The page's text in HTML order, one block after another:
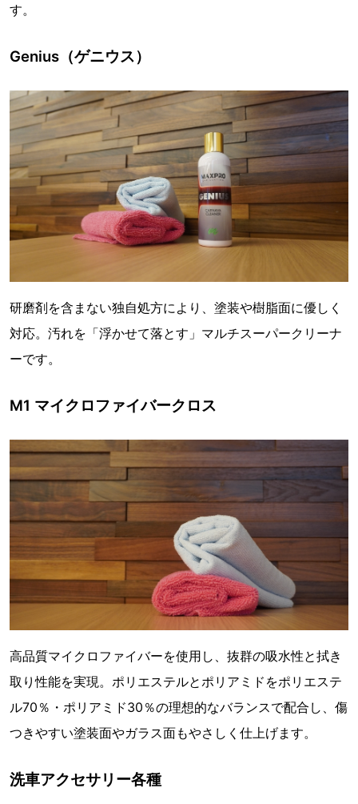
す。
Genius（ゲニウス）
研磨剤を含まない独自処方により、塗装や樹脂面に優しく
対応。汚れを「浮かせて落とす」マルチスーパークリーナ
ーです。
M1 マイクロファイバークロス
高品質マイクロファイバーを使用し、抜群の吸水性と拭き
取り性能を実現。ポリエステルとポリアミドをポリエステ
ル70％・ポリアミド30％の理想的なバランスで配合し、傷
つきやすい塗装面やガラス面もやさしく仕上げます。
洗車アクセサリー各種